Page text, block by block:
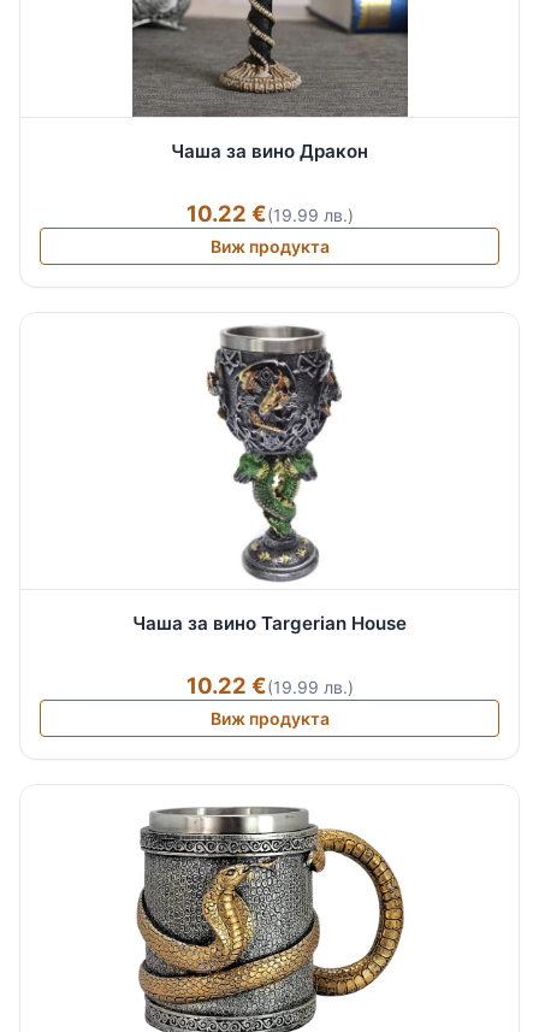
Чаша за вино Дракон
10.22 €(19.99 лв.)
Виж продукта
Чаша за вино Targerian House
10.22 €(19.99 лв.)
Виж продукта